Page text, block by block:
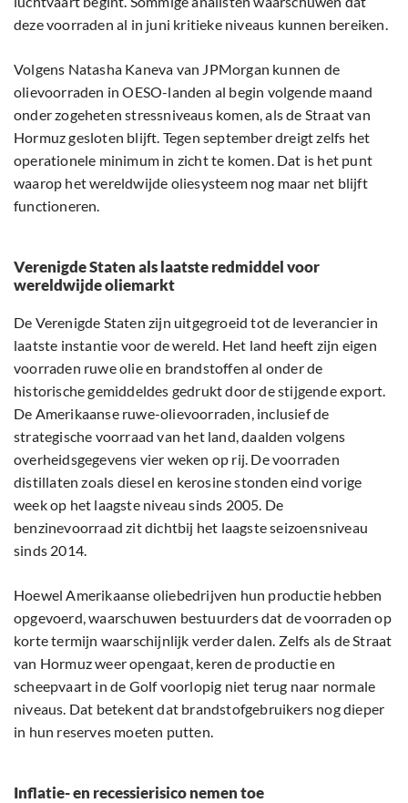
deze voorraden al in juni kritieke niveaus kunnen bereiken.
Volgens Natasha Kaneva van JPMorgan kunnen de
olievoorraden in OESO-landen al begin volgende maand
onder zogeheten stressniveaus komen, als de Straat van
Hormuz gesloten blijft. Tegen september dreigt zelfs het
operationele minimum in zicht te komen. Dat is het punt
waarop het wereldwijde oliesysteem nog maar net blijft
functioneren.
Verenigde Staten als laatste redmiddel voor
wereldwijde oliemarkt
De Verenigde Staten zijn uitgegroeid tot de leverancier in
laatste instantie voor de wereld. Het land heeft zijn eigen
voorraden ruwe olie en brandstoffen al onder de
historische gemiddeldes gedrukt door de stijgende export.
De Amerikaanse ruwe-olievoorraden, inclusief de
strategische voorraad van het land, daalden volgens
overheidsgegevens vier weken op rij. De voorraden
distillaten zoals diesel en kerosine stonden eind vorige
week op het laagste niveau sinds 2005. De
benzinevoorraad zit dichtbij het laagste seizoensniveau
sinds 2014.
Hoewel Amerikaanse oliebedrijven hun productie hebben
opgevoerd, waarschuwen bestuurders dat de voorraden op
korte termijn waarschijnlijk verder dalen. Zelfs als de Straat
van Hormuz weer opengaat, keren de productie en
scheepvaart in de Golf voorlopig niet terug naar normale
niveaus. Dat betekent dat brandstofgebruikers nog dieper
in hun reserves moeten putten.
Inflatie- en recessierisico nemen toe